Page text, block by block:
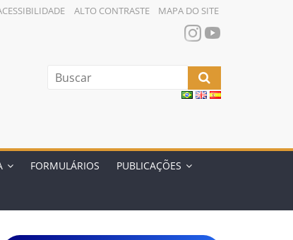
ALTO CONTRASTE MAPA DO SITE
FORMULÁRIOS PUBLICAÇÕES